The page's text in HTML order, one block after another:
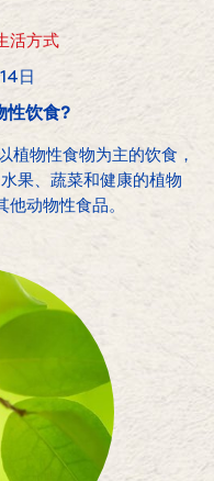
活方式
日
性饮食?
植物性食物为主的饮食，
果、蔬菜和健康的植物
动物性食品。